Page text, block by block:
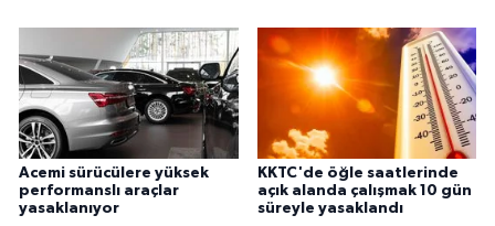
Acemi sürücülere yüksek
performanslı araçlar
yasaklanıyor
KKTC'de öğle saatlerinde
açık alanda çalışmak 10 gün
süreyle yasaklandı